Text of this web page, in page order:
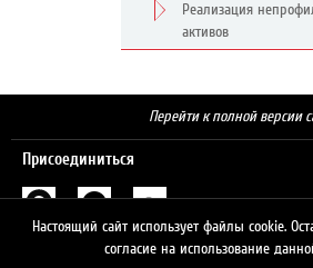
Реализация
активов
Перейти к полной версии
Присоединиться
Настоящий сайт использует файлы cookie.
согласие на использование